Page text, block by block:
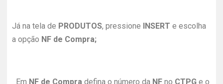
Já na tela de PRODUTOS, pressione INSERT e escolha
a opção NF de Compra;
Em NF de Compra defina o número da NF no CTPG e o